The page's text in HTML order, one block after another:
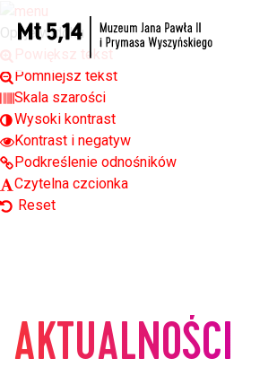
Open toolbar
Opcje widoku
Powiększ tekst
Pomniejsz tekst
Skala szarości
Wysoki kontrast
Kontrast i negatyw
Podkreślenie odnośników
Czytelna czcionka
Reset
AKTUALNOŚCI